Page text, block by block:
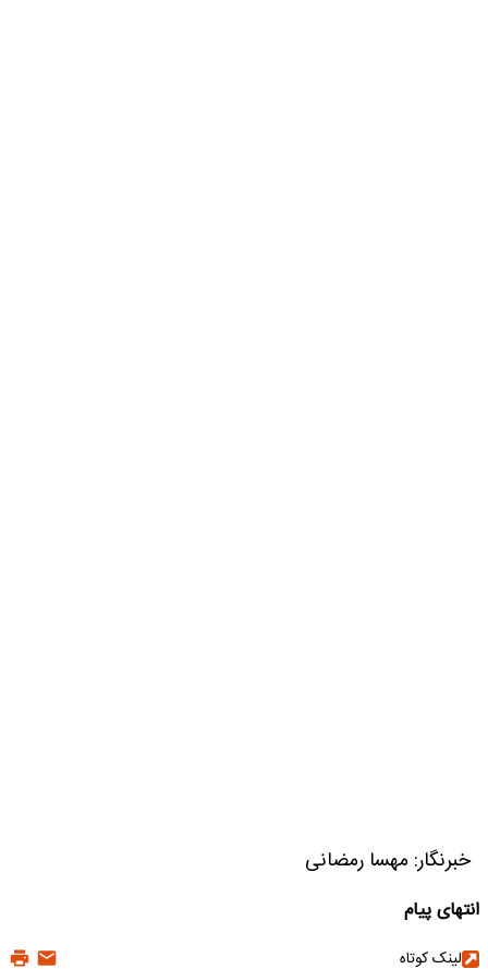
خبرنگار: مهسا رمضانی
انتهای پیام
لینک کوتاه